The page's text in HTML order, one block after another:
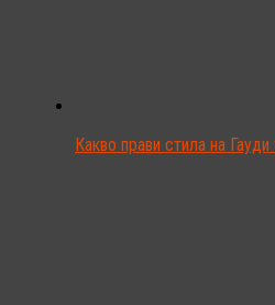
Какво прави стила на